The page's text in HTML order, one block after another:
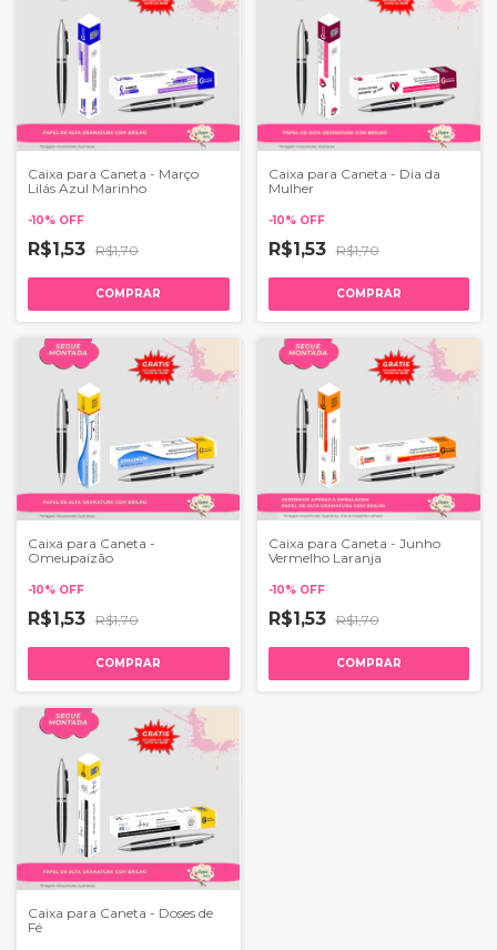
Caixa para Caneta - Março
Lilás Azul Marinho
-10% OFF
R$1,53 R$1,70
COMPRAR
Caixa para Caneta - Dia da
Mulher
-10% OFF
R$1,53 R$1,70
COMPRAR
Caixa para Caneta -
Omeupaizão
-10% OFF
R$1,53 R$1,70
COMPRAR
Caixa para Caneta - Junho
Vermelho Laranja
-10% OFF
R$1,53 R$1,70
COMPRAR
Caixa para Caneta - Doses de
Fé